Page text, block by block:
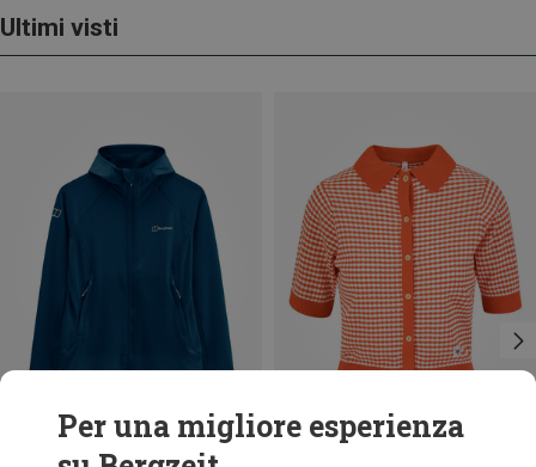
Ultimi visti
Risparmi 39%
Per una migliore esperienza